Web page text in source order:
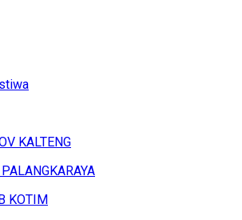
KALTENG
KOTIM